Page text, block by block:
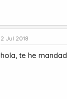
2 Jul 2018
hola, te he